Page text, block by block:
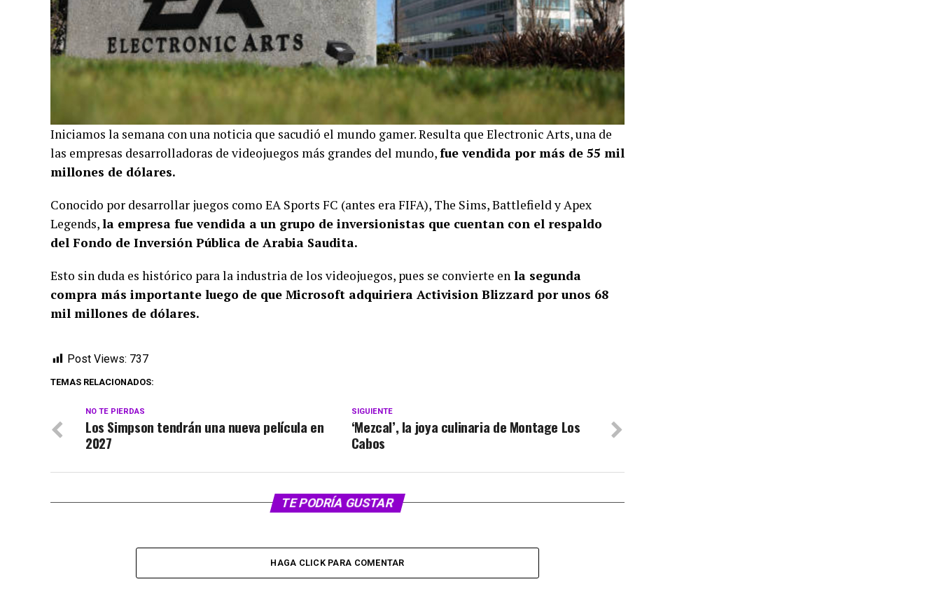
Iniciamos la semana con una noticia que sacudió el mundo gamer. Resulta que Electronic Arts, una de
las empresas desarrolladoras de videojuegos más grandes del mundo,fue vendida por más de 55 mil
millones de dólares.
Conocido por desarrollar juegos como EA Sports FC (antes era FIFA), The Sims, Battlefield y Apex
Legends,la empresa fue vendida a un grupo de inversionistas que cuentan con el respaldo
del Fondo de Inversión Pública de Arabia Saudita.
Esto sin duda es histórico para la industria de los videojuegos, pues se convierte en la segunda
compra más importante luego de que Microsoft adquiriera Activision Blizzard por unos 68
mil millones de dólares.
Post Views: 737
TEMAS RELACIONADOS:
SIGUIENTE
‘Mezcal’, la joya culinaria de Montage Los
Cabos
NO TE PIERDAS
Los Simpson tendrán una nueva película en
2027
TE PODRÍA GUSTAR
HAGA CLICK PARA COMENTAR